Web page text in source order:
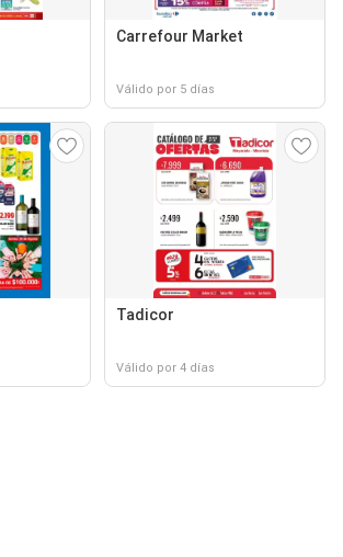
Carrefour Market
Válido por 5 días
Tadicor
Válido por 4 días